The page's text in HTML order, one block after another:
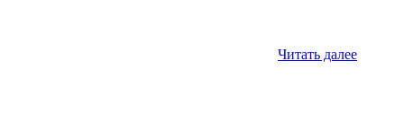
Читать далее